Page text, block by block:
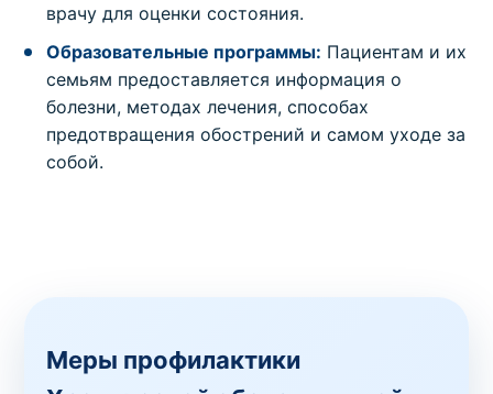
врачу для оценки состояния.
Образовательные программы: Пациентам и их
семьям предоставляется информация о
болезни, методах лечения, способах
предотвращения обострений и самом уходе за
собой.
Меры профилактики